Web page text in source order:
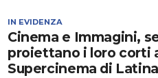
IN EVIDENZA
Cinema e Immagini,
proiettano i loro corti
Supercinema di Latina